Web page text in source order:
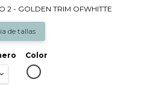
2 - GOLDEN TRIM OFWHITTE
de tallas
Color
OFWHITTE